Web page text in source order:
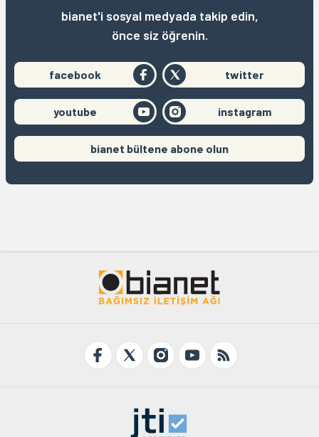
bianet'i sosyal medyada takip edin,
önce siz öğrenin.
facebook twitter
youtube instagram
bianet bültene abone olun